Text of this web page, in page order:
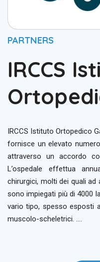
PARTNERS
IRCCS
IRCCS Istituto Ortopedico
fornisce un elevato
attraverso un accordo
L’ospedale effettua
chirurgici, molti dei quali ad
sono impiegati più di 4000
vario tipo, spesso esposti
muscolo-scheletrici. ….